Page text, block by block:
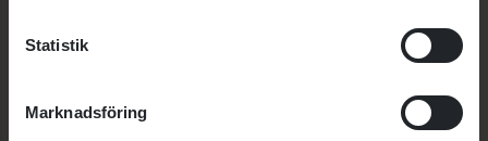
Statistik
Marknadsföring
Rekrytering av ny vd
add
7 juni 2026 | Nyhet